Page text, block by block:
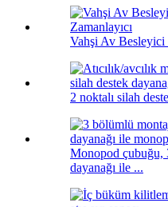
Vahşi Av Besleyici
2 noktalı silah
Monopod çubuğu,
dayanağı ile ...